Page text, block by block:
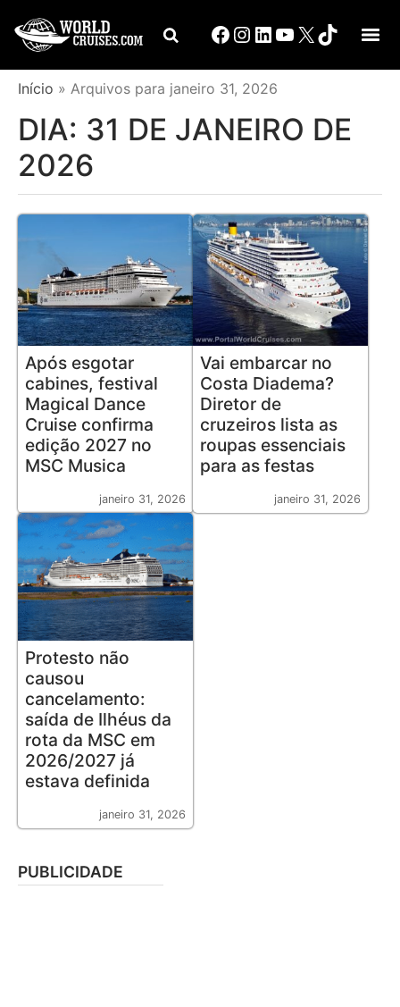
Início » Arquivos para janeiro 31, 2026
DIA: 31 DE JANEIRO DE
2026
Após esgotar
cabines, festival
Magical Dance
Cruise confirma
edição 2027 no
MSC Musica
janeiro 31, 2026
Vai embarcar no
Costa Diadema?
Diretor de
cruzeiros lista as
roupas essenciais
para as festas
janeiro 31, 2026
Protesto não
causou
cancelamento:
saída de Ilhéus da
rota da MSC em
2026/2027 já
estava definida
janeiro 31, 2026
PUBLICIDADE